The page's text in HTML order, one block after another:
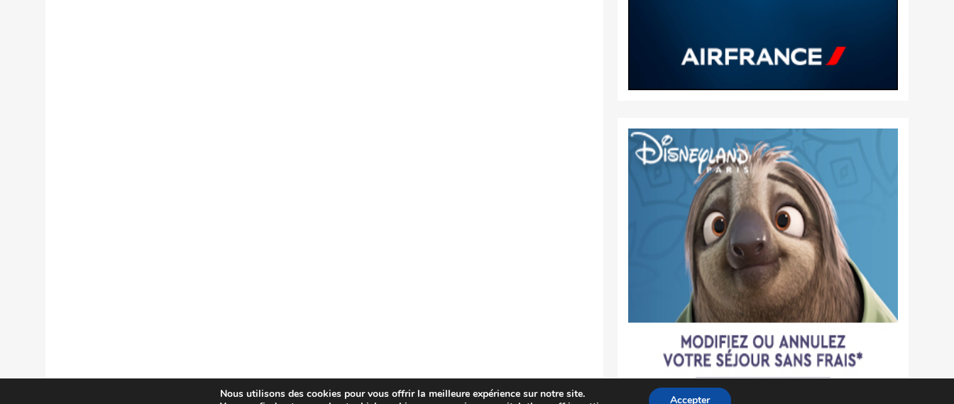
Nous utilisons des cookies pour vous offrir la meilleure expérience sur notre site.
Accepter